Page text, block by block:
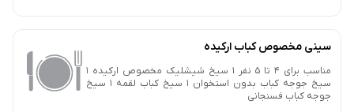
سینی مخصوص کباب ارکیده
مناسب برای 4 تا 5 نفر 1 سیخ شیشلیک مخصوص ارکیده 1
سیخ جوجه کباب بدون استخوان 1 سیخ کباب لقمه 1 سیخ
جوجه کباب فسنجانی